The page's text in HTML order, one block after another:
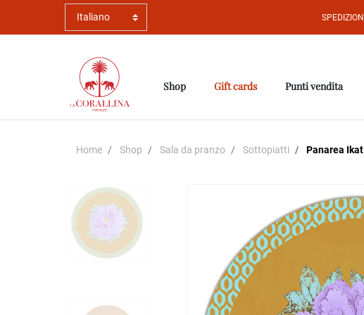
Shop Gift cards Punti vendita
Home Shop Sala da pranzo Sottopiatti Panarea